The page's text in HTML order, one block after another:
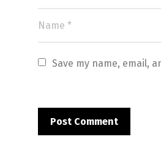
Save my name, email,